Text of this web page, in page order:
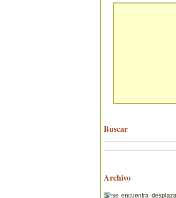
Buscar
Archivo